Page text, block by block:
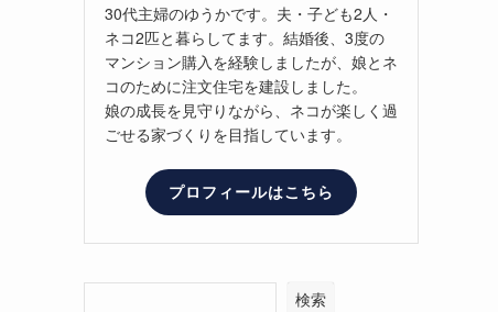
30代主婦のゆうかです。夫・子ども2人・
ネコ2匹と暮らしてます。結婚後、3度の
マンション購入を経験しましたが、娘とネ
コのために注文住宅を建設しました。
娘の成長を見守りながら、ネコが楽しく過
ごせる家づくりを目指しています。
プロフィールはこちら
検索